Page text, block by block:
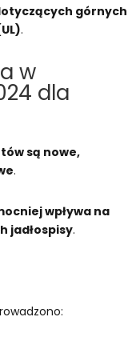
górnych
.
w
dla
są nowe,
.
wpływa na
jadłospisy.